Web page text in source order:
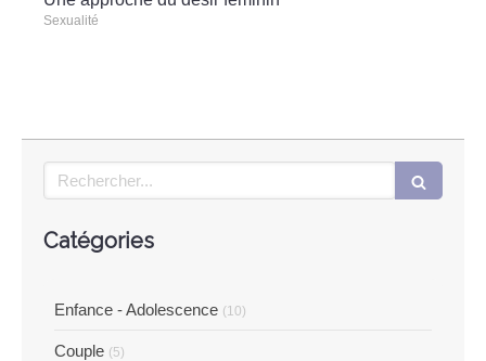
Sexualité
Rechercher
Catégories
Enfance - Adolescence (10)
Couple (5)